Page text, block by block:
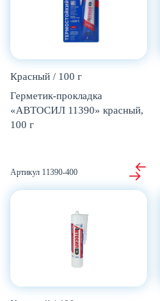
Красный / 100 г
Герметик-прокладка
«АВТОСИЛ 11390» красный,
100 г
11390-400